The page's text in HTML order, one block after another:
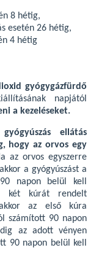
8 hétig,
esetén 26 hétig,
4 hétig
gyógygázfürdő
napjától
a kezeléseket.
ellátás
hogy az orvos egy
az orvos egyszerre
a gyógyúszást a
napon belül kell
két kúrát rendelt
az első kúra
számított 90 napon
az adott vényen
90 napon belül kell